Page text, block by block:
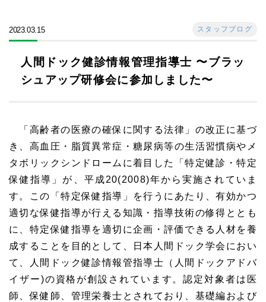
2023.03.15 スタッフブログ
人間ドック健診情報管理指導士 〜ブラッ
シュアップ研修会に参加しました〜
「高齢者の医療の確保に関する法律」の改正に基づ
き、高血圧・脂質異常症・糖尿病等の生活習慣病やメ
タボリックシンドロームに着目した「特定健診・特定
保健指導」が、平成20(2008)年から実施されていま
す。この「特定保健指導」を行うにあたり、有効かつ
適切な保健指導が行える知識・指導技術の修得ととも
に、特定保健指導を適切に企画・評価できる人材を養
成することを目的として、日本人間ドック学会におい
て、人間ドック健診情報管指導士（人間ドックアドバ
イザー)の資格が創設されています。認定対象者は医
師、保健師、管理栄養士とされており、基礎編および